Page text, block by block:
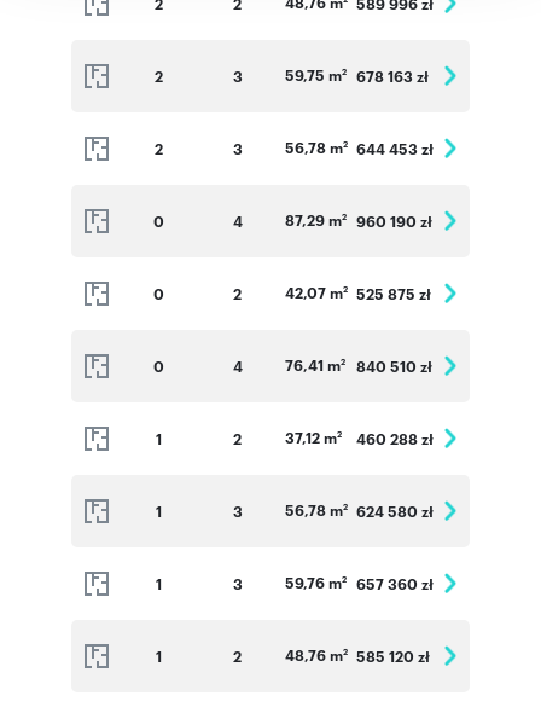
2 3 59,75 m2 678 163 zł
2 3 56,78 m2 644 453 zł
0 4 87,29 m2 960 190 zł
0 2 42,07 m2 525 875 zł
0 4 76,41 m2 840 510 zł
1 2 37,12 m2 460 288 zł
1 3 56,78 m2 624 580 zł
1 3 59,76 m2 657 360 zł
1 2 48,76 m2 585 120 zł